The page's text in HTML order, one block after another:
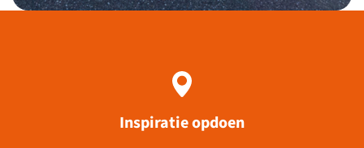
Inspiratie opdoen